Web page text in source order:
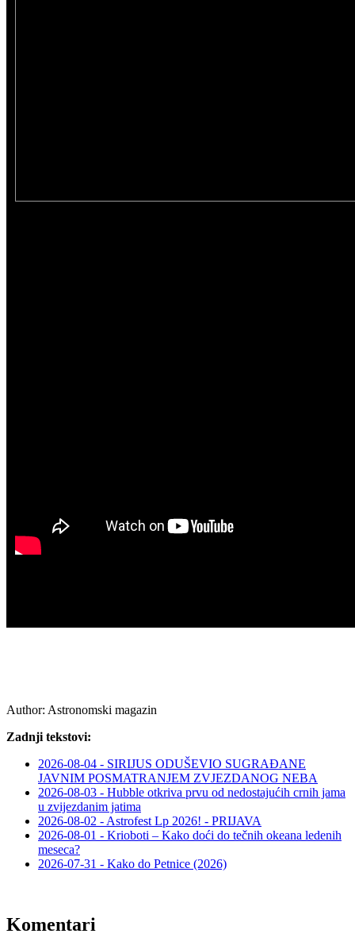
Author: Astronomski magazin
Zadnji tekstovi:
2026-08-04 - SIRIJUS ODUŠEVIO SUGRAĐANE
JAVNIM POSMATRANJEM ZVJEZDANOG NEBA
2026-08-03 - Hubble otkriva prvu od nedostajućih crnih jama
u zvijezdanim jatima
2026-08-02 - Astrofest Lp 2026! - PRIJAVA
2026-08-01 - Krioboti – Kako doći do tečnih okeana ledenih
meseca?
2026-07-31 - Kako do Petnice (2026)
Komentari